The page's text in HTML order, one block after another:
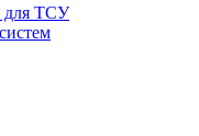
для ТСУ